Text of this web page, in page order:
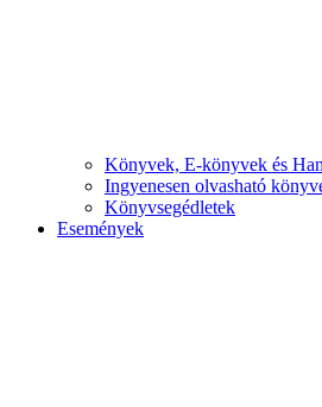
Könyvek, E-könyvek és
Ingyenesen olvasható
Könyvsegédletek
Események